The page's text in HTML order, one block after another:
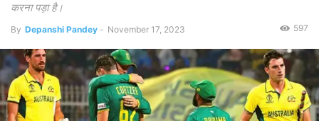
करना पड़ा है।
By Depanshi Pandey - November 17, 2023 597